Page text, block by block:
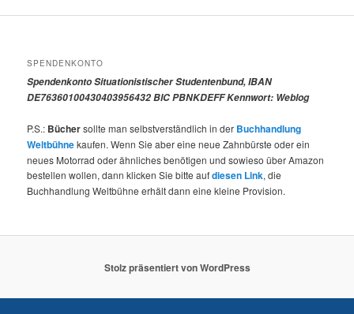
SPENDENKONTO
Spendenkonto Situationistischer Studentenbund, IBAN
DE76360100430403956432 BIC PBNKDEFF Kennwort: Weblog
P.S.: Büchersollte man selbstverständlich in der Buchhandlung
Weltbühnekaufen. Wenn Sie aber eine neue Zahnbürste oder ein
neues Motorrad oder ähnliches benötigen und sowieso über Amazon
bestellen wollen, dann klicken Sie bitte aufdiesen Link, die
Buchhandlung Weltbühne erhält dann eine kleine Provision.
Stolz präsentiert von WordPress